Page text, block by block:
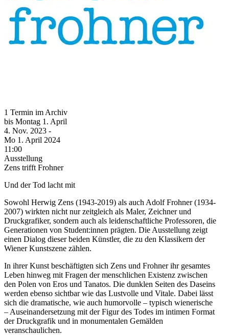
1 Termin im Archiv
bis Montag 1. April
4. Nov. 2023 -
Mo 1. April 2024
11:00
Ausstellung
Zens trifft Frohner
Und der Tod lacht mit
Sowohl Herwig Zens (1943-2019) als auch Adolf Frohner (1934-
2007) wirkten nicht nur zeitgleich als Maler, Zeichner und
Druckgrafiker, sondern auch als leidenschaftliche Professoren, die
Generationen von Student:innen prägten. Die Ausstellung zeigt
einen Dialog dieser beiden Künstler, die zu den Klassikern der
Wiener Kunstszene zählen.
In ihrer Kunst beschäftigten sich Zens und Frohner ihr gesamtes
Leben hinweg mit Fragen der menschlichen Existenz zwischen
den Polen von Eros und Tanatos. Die dunklen Seiten des Daseins
werden ebenso sichtbar wie das Lustvolle und Vitale. Dabei lässt
sich die dramatische, wie auch humorvolle – typisch wienerische
– Auseinandersetzung mit der Figur des Todes im intimen Format
der Druckgrafik und in monumentalen Gemälden
veranschaulichen.